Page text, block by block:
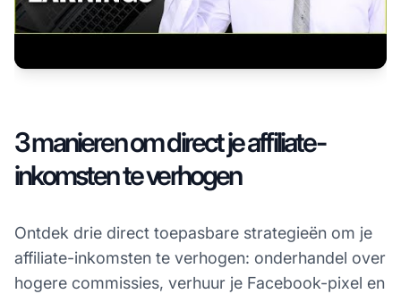
3 manieren om direct je affiliate-
inkomsten te verhogen
Ontdek drie direct toepasbare strategieën om je
affiliate-inkomsten te verhogen: onderhandel over
hogere commissies, verhuur je Facebook-pixel en